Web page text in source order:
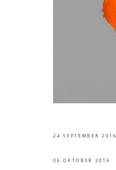
24 SEPTEMBER 2016
06 OKTOBER 2016